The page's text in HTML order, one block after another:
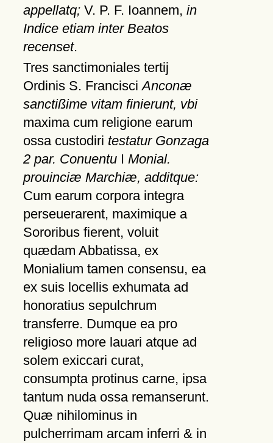
appellatq;V. P. F. Ioannem, in
Indice etiam inter Beatos
recenset.
Tres sanctimoniales tertij
Ordinis S. FrancisciAnconæ
sanctißime vitam finierunt, vbi
maxima cum religione earum
ossa custodiri testatur Gonzaga
2 par. ConuentuI Monial.
prouinciæ Marchiæ, additque:
Cum earum corpora integra
perseuerarent, maximique a
Sororibus fierent, voluit
quædam Abbatissa, ex
Monialium tamen consensu, ea
ex suis locellis exhumata ad
honoratius sepulchrum
transferre. Dumque ea pro
religioso more lauari atque ad
solem exiccari curat,
consumpta protinus carne, ipsa
tantum nuda ossa remanserunt.
Quæ nihilominus in
pulcherrimam arcam inferri & in